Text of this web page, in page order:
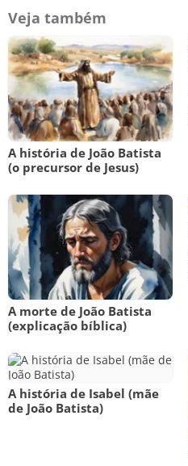
Veja também
A história de João Batista
(o precursor de Jesus)
A morte de João Batista
(explicação bíblica)
A história de Isabel (mãe
de João Batista)